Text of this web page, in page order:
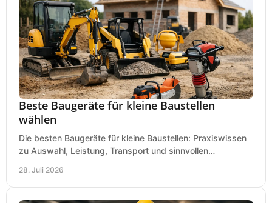
Beste Baugeräte für kleine Baustellen
wählen
Die besten Baugeräte für kleine Baustellen: Praxiswissen
zu Auswahl, Leistung, Transport und sinnvollen
28. Juli 2026